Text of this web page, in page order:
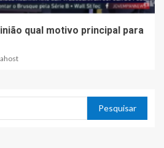
qual motivo principal para